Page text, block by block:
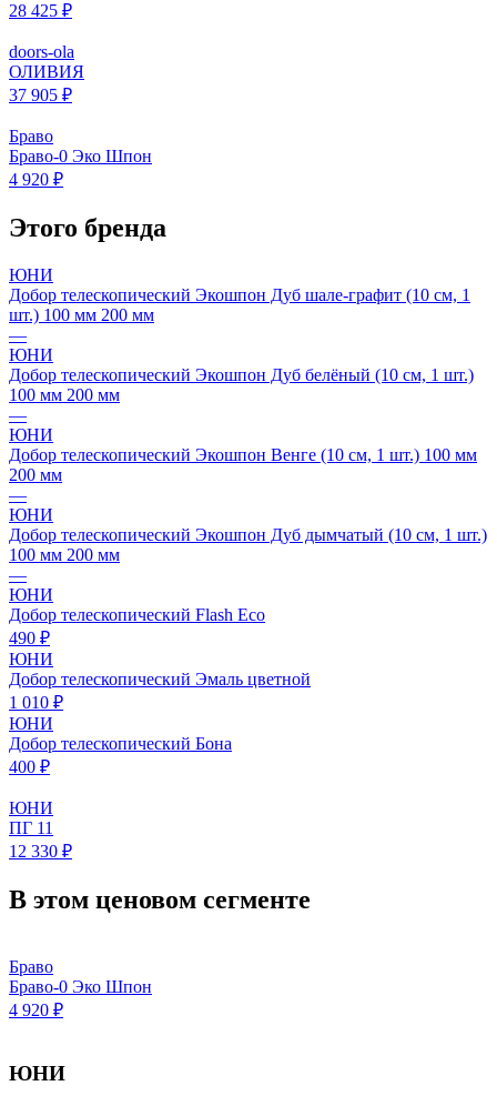
28 425 ₽
doors-ola
ОЛИВИЯ
37 905 ₽
Браво
Браво-0 Эко Шпон
4 920 ₽
Этого бренда
ЮНИ
Добор телескопический Экошпон Дуб шале-графит (10 см, 1
шт.) 100 мм 200 мм
—
ЮНИ
Добор телескопический Экошпон Дуб белёный (10 см, 1 шт.)
100 мм 200 мм
—
ЮНИ
Добор телескопический Экошпон Венге (10 см, 1 шт.) 100 мм
200 мм
—
ЮНИ
Добор телескопический Экошпон Дуб дымчатый (10 см, 1 шт.)
100 мм 200 мм
—
ЮНИ
Добор телескопический Flash Eco
490 ₽
ЮНИ
Добор телескопический Эмаль цветной
1 010 ₽
ЮНИ
Добор телескопический Бона
400 ₽
ЮНИ
ПГ 11
12 330 ₽
В этом ценовом сегменте
Браво
Браво-0 Эко Шпон
4 920 ₽
ЮНИ